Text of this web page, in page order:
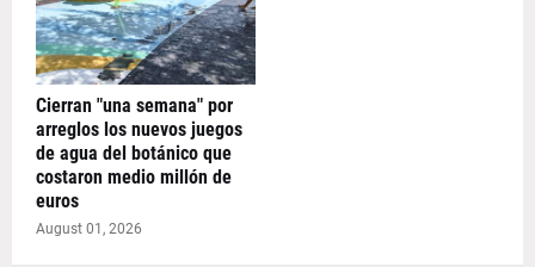
Cierran "una semana" por
arreglos los nuevos juegos
de agua del botánico que
costaron medio millón de
euros
August 01, 2026